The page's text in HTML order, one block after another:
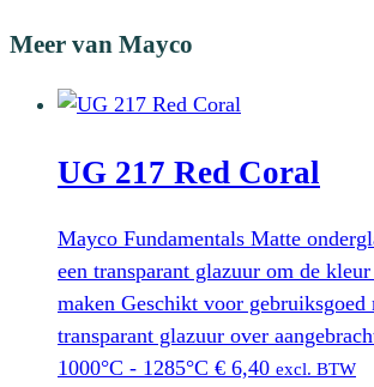
Meer van Mayco
UG 217 Red Coral
Mayco Fundamentals Matte
een transparant glazuur om de
maken Geschikt voor gebruiksgoed
transparant glazuur over
1000°C - 1285°C € 6,40 excl. BTW